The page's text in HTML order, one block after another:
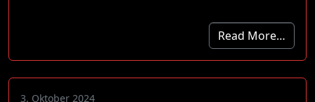
Read More…
3. Oktober 2024